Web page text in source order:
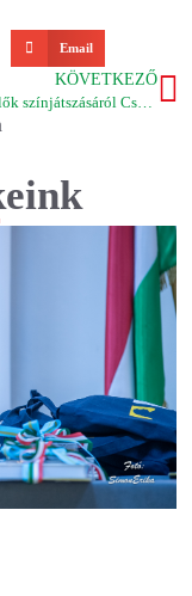
Email
KÖVETKEZŐ
A műkedvelők színjátszásáról Csomortánban